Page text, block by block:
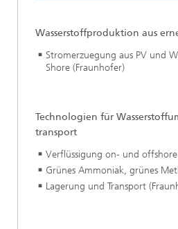
Wasserstoffproduktion aus
Stromerzuegung aus PV und
Shore (Fraunhofer)
Technologien für
transport
Verflüssigung on- und offshore
Grünes Ammoniak, grünes
Lagerung und Transport